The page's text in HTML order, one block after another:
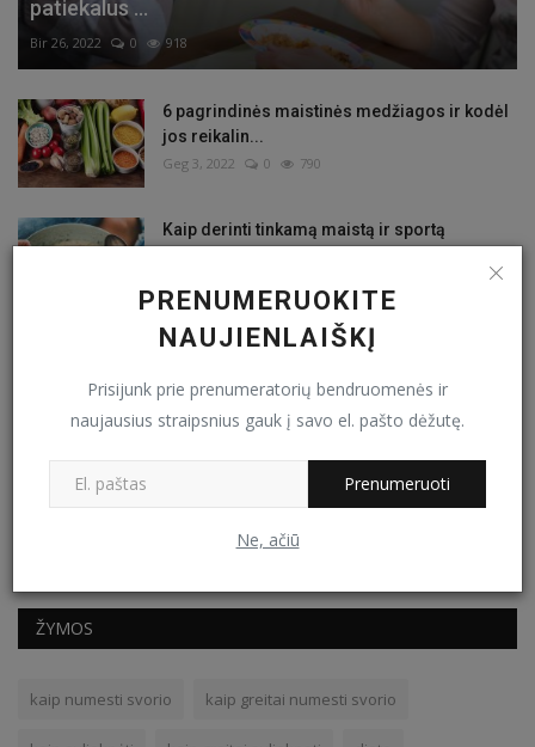
PRENUMERUOKITE
NAUJIENLAIŠKĮ
Prisijunk prie prenumeratorių bendruomenės ir
naujausius straipsnius gauk į savo el. pašto dėžutę.
Prenumeruoti
Ne, ačiū
patiekalus ...
Bir 26, 2022 0 918
6 pagrindinės maistinės medžiagos ir kodėl
jos reikalin...
Geg 3, 2022 0 790
Kaip derinti tinkamą maistą ir sportą
9 priežastys, kodėl nuolat jaučiate alkį
Svorio metimas ir psichologija
ŽYMOS
kaip numesti svorio kaip greitai numesti svorio